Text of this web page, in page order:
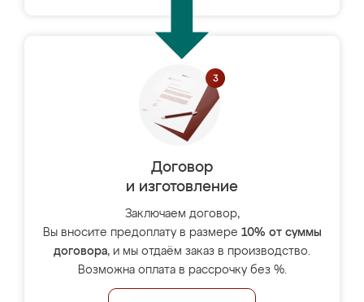
Договор
и изготовление
Заключаем договор,
Вы вносите предоплату в размере 10% от суммы
договора, и мы отдаём заказ в производство.
Возможна оплата в рассрочку без %.